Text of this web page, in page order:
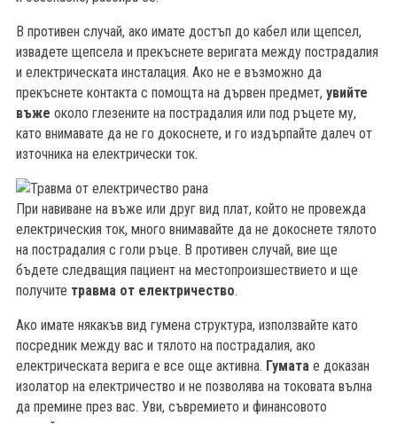
В противен случай, ако имате достъп до кабел или щепсел,
извадете щепсела и прекъснете веригата между пострадалия
и електрическата инсталация. Ако не е възможно да
прекъснете контакта с помощта на дървен предмет, увийте
въже около глезените на пострадалия или под ръцете му,
като внимавате да не го докоснете, и го издърпайте далеч от
източника на електрически ток.
При навиване на въже или друг вид плат, който не провежда
електрическия ток, много внимавайте да не докоснете тялото
на пострадалия с голи ръце. В противен случай, вие ще
бъдете следващия пациент на местопроизшествието и ще
получите травма от електричество.
Ако имате някакъв вид гумена структура, използвайте като
посредник между вас и тялото на пострадалия, ако
електрическата верига е все още активна. Гуматае доказан
изолатор на електричество и не позволява на токовата вълна
да премине през вас. Уви, съвремието и финансовото